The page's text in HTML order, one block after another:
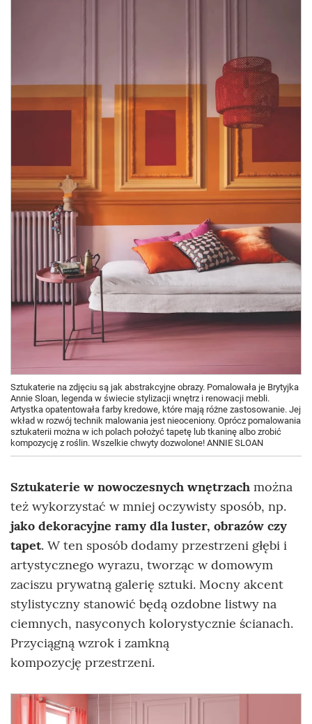
Sztukaterie na zdjęciu są jak abstrakcyjne obrazy. Pomalowała je Brytyjka
Annie Sloan, legenda w świecie stylizacji wnętrz i renowacji mebli.
Artystka opatentowała farby kredowe, które mają różne zastosowanie. Jej
wkład w rozwój technik malowania jest nieoceniony. Oprócz pomalowania
sztukaterii można w ich polach położyć tapetę lub tkaninę albo zrobić
kompozycję z roślin. Wszelkie chwyty dozwolone! ANNIE SLOAN
Sztukaterie w nowoczesnych wnętrzach można
też wykorzystać w mniej oczywisty sposób, np.
jako dekoracyjne ramy dla luster, obrazów czy
tapet. W ten sposób dodamy przestrzeni głębi i
artystycznego wyrazu, tworząc w domowym
zaciszu prywatną galerię sztuki. Mocny akcent
stylistyczny stanowić będą ozdobne listwy na
ciemnych, nasyconych kolorystycznie ścianach.
Przyciągną wzrok i zamkną
kompozycję przestrzeni.